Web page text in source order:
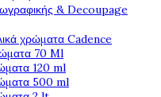
& Decoupage
χρώματα Cadence
70 Ml
120 ml
500 ml